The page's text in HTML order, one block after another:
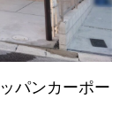
パンカーポー